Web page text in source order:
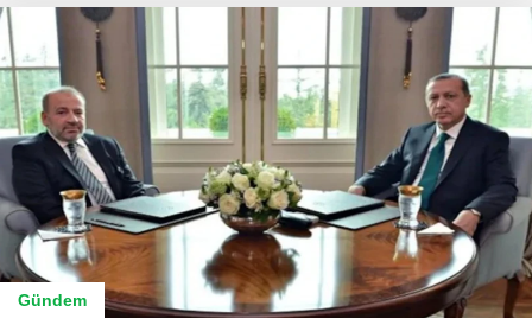
Gündem